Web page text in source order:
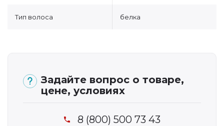
Тип волоса белка
Задайте вопрос о товаре,
цене, условиях
8 (800) 500 73 43